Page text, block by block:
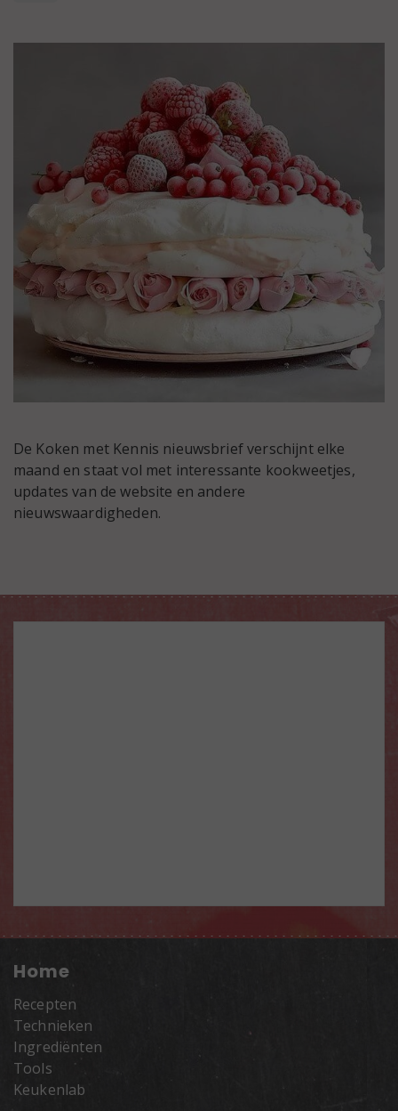
De Koken met Kennis nieuwsbrief verschijnt elke
maand en staat vol met interessante kookweetjes,
updates van de website en andere
nieuwswaardigheden.
Home
Recepten
Technieken
Ingrediënten
Tools
Keukenlab